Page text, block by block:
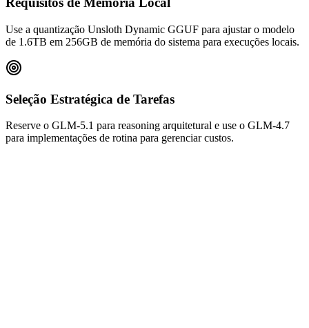
Use a quantização Unsloth Dynamic GGUF para ajustar o modelo
de 1.6TB em 256GB de memória do sistema para execuções locais.
Seleção Estratégica de Tarefas
Reserve o GLM-5.1 para reasoning arquitetural e use o GLM-4.7
para implementações de rotina para gerenciar custos.